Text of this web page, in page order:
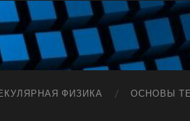
ФИЗИКА ОСНОВЫ